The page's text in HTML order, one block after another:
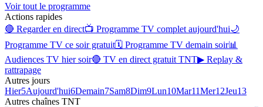
Voir tout le programme
Actions rapides
🔴 Regarder en direct📺 Programme TV complet aujourd'hui🌙
Programme TV ce soir gratuit🗓 Programme TV demain soir📊
Audiences TV hier soir🔴 TV en direct gratuit TNT▶ Replay &
rattrapage
Autres jours
Hier5Aujourd'hui6Demain7Sam8Dim9Lun10Mar11Mer12Jeu13
Autres chaînes TNT